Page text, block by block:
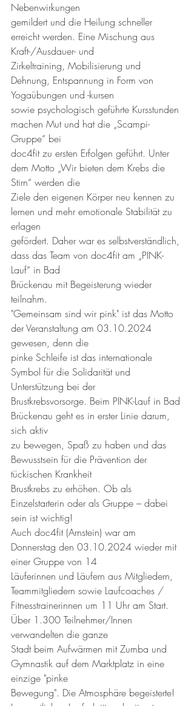
Nebenwirkungen
gemildert und die Heilung schneller
erreicht werden. Eine Mischung aus
Kraft-/Ausdauer- und
Zirkeltraining, Mobilisierung und
Dehnung, Entspannung in Form von
Yogaübungen und -kursen
sowie psychologisch geführte Kursstunden
machen Mut und hat die „Scampi-
Gruppe“ bei
doc4fit zu ersten Erfolgen geführt. Unter
dem Motto „Wir bieten dem Krebs die
Stirn“ werden die
Ziele den eigenen Körper neu kennen zu
lernen und mehr emotionale Stabilität zu
erlagen
gefördert. Daher war es selbstverständlich,
dass das Team von doc4fit am „PINK-
Lauf“ in Bad
Brückenau mit Begeisterung wieder
teilnahm.
"Gemeinsam sind wir pink" ist das Motto
der Veranstaltung am 03.10.2024
gewesen, denn die
pinke Schleife ist das internationale
Symbol für die Solidarität und
Unterstützung bei der
Brustkrebsvorsorge. Beim PINK-Lauf in Bad
Brückenau geht es in erster Linie darum,
sich aktiv
zu bewegen, Spaß zu haben und das
Bewusstsein für die Prävention der
tückischen Krankheit
Brustkrebs zu erhöhen. Ob als
Einzelstarterin oder als Gruppe – dabei
sein ist wichtig!
Auch doc4fit (Arnstein) war am
Donnerstag den 03.10.2024 wieder mit
einer Gruppe von 14
Läuferinnen und Läufern aus Mitgliedern,
Teammitgliedern sowie Laufcoaches /
Fitnesstrainerinnen um 11 Uhr am Start.
Über 1.300 Teilnehmer/Innen
verwandelten die ganze
Stadt beim Aufwärmen mit Zumba und
Gymnastik auf dem Marktplatz in eine
einzige "pinke
Bewegung". Die Atmosphäre begeisterte!